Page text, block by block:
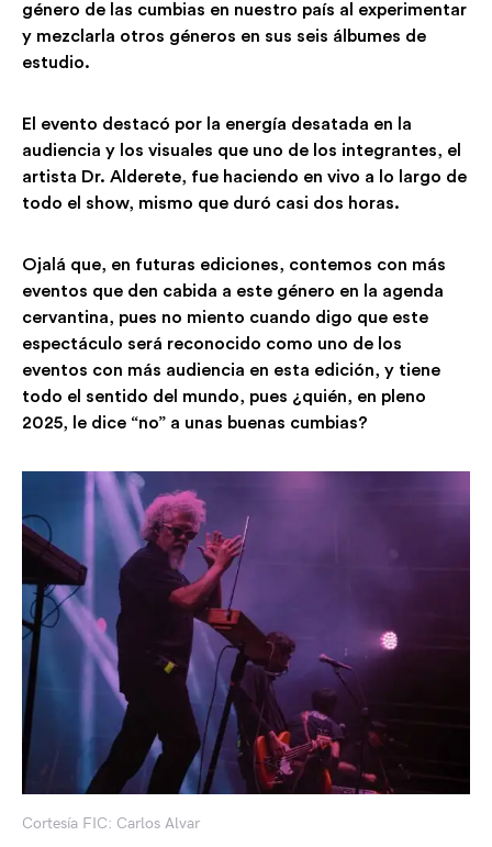
género de las cumbias en nuestro país al experimentar
y mezclarla otros géneros en sus seis álbumes de
estudio.
El evento destacó por la energía desatada en la
audiencia y los visuales que uno de los integrantes, el
artista Dr. Alderete, fue haciendo en vivo a lo largo de
todo el show, mismo que duró casi dos horas.
Ojalá que, en futuras ediciones, contemos con más
eventos que den cabida a este género en la agenda
cervantina, pues no miento cuando digo que este
espectáculo será reconocido como uno de los
eventos con más audiencia en esta edición, y tiene
todo el sentido del mundo, pues ¿quién, en pleno
2025, le dice “no” a unas buenas cumbias?
Cortesía FIC: Carlos Alvar